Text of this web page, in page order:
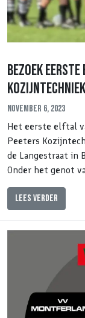
Bezoek
Kozijntechniek
November 6, 2023
Het eerste elftal
Peeters
de Langestraat in
Onder het genot
Lees verder